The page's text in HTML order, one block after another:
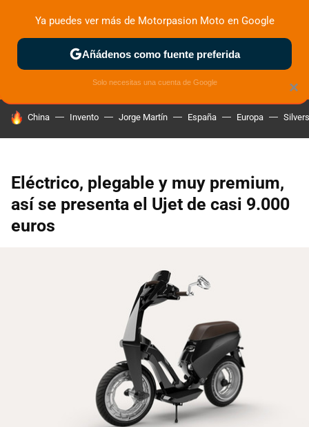
ZONA DE PRUEBAS DEPORTIVAS MOTOS ELÉCTRICAS
HOY SE HABLA DE
China Invento Jorge Martín España Europa
Eléctrico, plegable y muy premium,
así se presenta el Ujet de casi 9.000
euros
×
Ya puedes ver más de Motorpasion Moto en Google
Añádenos como fuente preferida
Solo necesitas una cuenta de Google